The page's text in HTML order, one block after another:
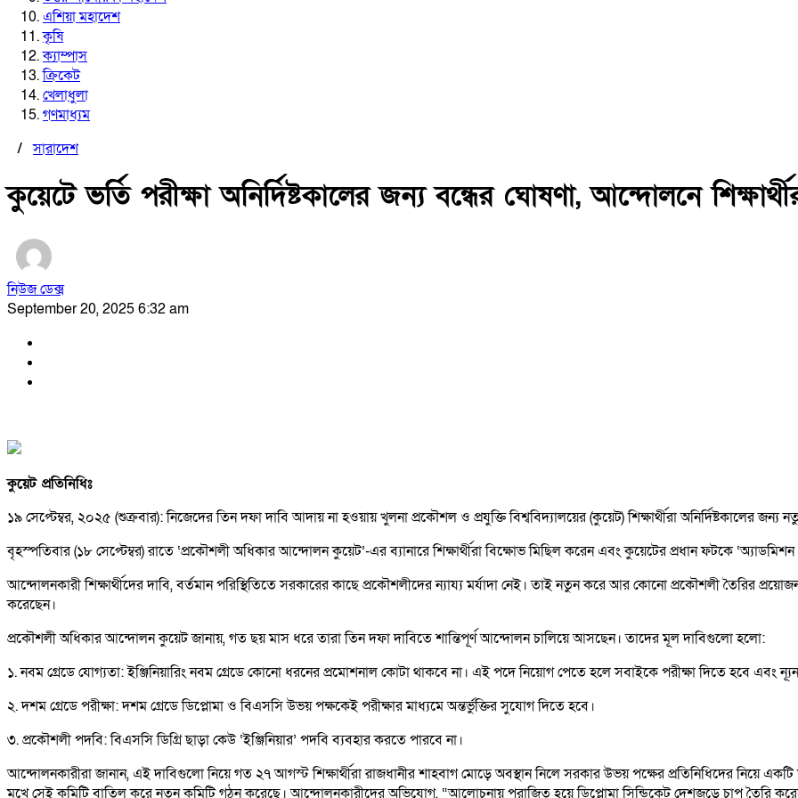
এশিয়া মহাদেশ
কৃষি
ক্যাম্পাস
ক্রিকেট
খেলাধুলা
গণমাধ্যম
/সারাদেশ
কুয়েটে ভর্তি পরীক্ষা অনির্দিষ্টকালের জন্য বন্ধের ঘোষণা, আন্দোলনে
নিউজ ডেক্স
September 20, 2025 6:32 am
কুয়েট প্রতিনিধিঃ
১৯ সেপ্টেম্বর, ২০২৫ (শুক্রবার): নিজেদের তিন দফা দাবি আদায় না হওয়ায় খুলনা প্রকৌশল ও প্রযুক্তি বিশ্ববিদ্যালয়ের (কুয়েট) শিক্ষার্থীরা অনির্দিষ্টকালের জন্য
বৃহস্পতিবার (১৮ সেপ্টেম্বর) রাতে ‘প্রকৌশলী অধিকার আন্দোলন কুয়েট’-এর ব্যানারে শিক্ষার্থীরা বিক্ষোভ মিছিল করেন এবং কুয়েটের প্রধান ফটকে ‘অ্যাডমিশন
আন্দোলনকারী শিক্ষার্থীদের দাবি, বর্তমান পরিস্থিতিতে সরকারের কাছে প্রকৌশলীদের ন্যায্য মর্যাদা নেই। তাই নতুন করে আর কোনো প্রকৌশলী তৈরির
করেছেন।
প্রকৌশলী অধিকার আন্দোলন কুয়েট জানায়, গত ছয় মাস ধরে তারা তিন দফা দাবিতে শান্তিপূর্ণ আন্দোলন চালিয়ে আসছেন। তাদের মূল দাবিগুলো হলো:
১. নবম গ্রেডে যোগ্যতা: ইঞ্জিনিয়ারিং নবম গ্রেডে কোনো ধরনের প্রমোশনাল কোটা থাকবে না। এই পদে নিয়োগ পেতে হলে সবাইকে পরীক্ষা দিতে হবে এবং
২. দশম গ্রেডে পরীক্ষা: দশম গ্রেডে ডিপ্লোমা ও বিএসসি উভয় পক্ষকেই পরীক্ষার মাধ্যমে অন্তর্ভুক্তির সুযোগ দিতে হবে।
৩. প্রকৌশলী পদবি: বিএসসি ডিগ্রি ছাড়া কেউ ‘ইঞ্জিনিয়ার’ পদবি ব্যবহার করতে পারবে না।
আন্দোলনকারীরা জানান, এই দাবিগুলো নিয়ে গত ২৭ আগস্ট শিক্ষার্থীরা রাজধানীর শাহবাগ মোড়ে অবস্থান নিলে সরকার উভয় পক্ষের প্রতিনিধিদের নিয়ে
মুখে সেই কমিটি বাতিল করে নতুন কমিটি গঠন করেছে। আন্দোলনকারীদের অভিযোগ, “আলোচনায় পরাজিত হয়ে ডিপ্লোমা সিন্ডিকেট দেশজুড়ে চাপ তৈরি